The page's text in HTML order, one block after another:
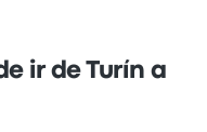
ir de Turín a